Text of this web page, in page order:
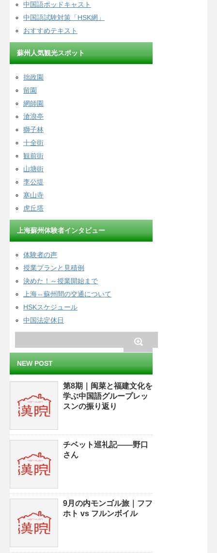
中国語ポッドキャスト
中国語試験対策「HSK網」
おすすめテキスト
蘇州人気観光スポット
拙政園
留園
網師園
滄浪亭
獅子林
十全街
観前街
山塘街
李公堤
寒山寺
虎丘塔
上海蘇州体験者インタビュー
体験者の声
授業プランと見積例
決めた！～授業開始まで
上海⇔蘇州間の交通について
HSKスケジュール
中国法定休日
NEW POST
第8期｜闽菜と福建文化を
学ぶ中国語グループレッ
スンの振り返り
チベット巡礼記——野口
さん
9月の内モンゴル旅｜フフ
ホト vs フルンボイル